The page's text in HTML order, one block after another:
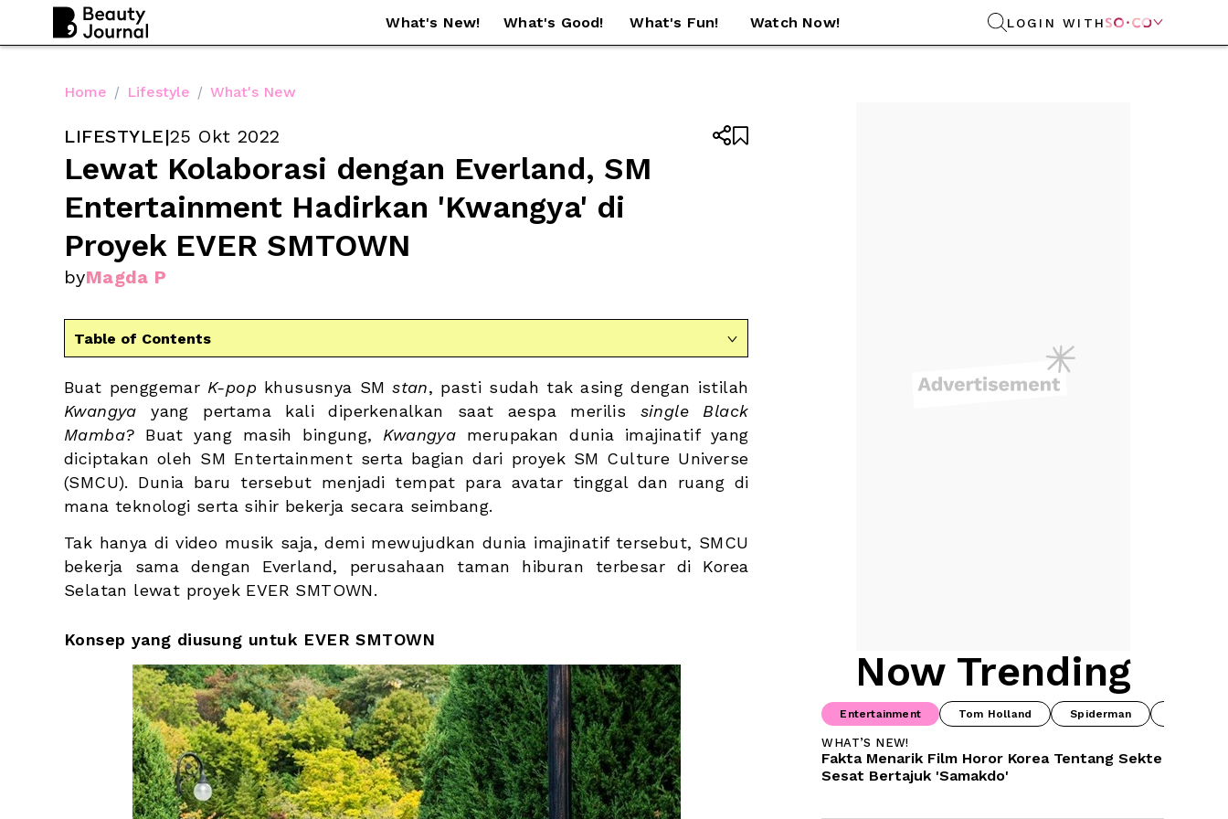
What's New! What's Good! What's Fun! Watch Now! LOGIN WITH 
Home / Lifestyle / What's New
LIFESTYLE|25 Okt 2022
Lewat Kolaborasi dengan Everland, SM
Entertainment Hadirkan 'Kwangya' di
Proyek EVER SMTOWN
byMagda P


Table of Contents 
Buat penggemar K-pop khususnya SM stan
Kwangya yang pertama kali diperkenalkan saat aespa merilis single Black
Mamba? Buat yang masih bingung, Kwangya merupakan dunia imajinatif yang
diciptakan oleh SM Entertainment serta bagian dari proyek SM Culture Universe
(SMCU). Dunia baru tersebut menjadi tempat para avatar tinggal dan ruang di
mana teknologi serta sihir bekerja secara seimbang.
Tak hanya di video musik saja, demi mewujudkan dunia imajinatif tersebut, SMCU
bekerja sama dengan Everland, perusahaan taman hiburan terbesar di Korea
Selatan lewat proyek EVER SMTOWN.
Konsep yang diusung untuk EVER SMTOWN
Now Trending
Entertainment Tom Holland Spiderman
WHAT’S NEW!
Fakta Menarik Film Horor Korea Tentang Sekte
Sesat Bertajuk 'Samakdo'